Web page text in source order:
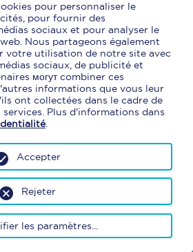
Cliquer et Collecter du jour de la
avec Cliquer et Collecter, vous obtenez un
préférentiel. Des frais de concessions
4,95 $ centre d'achat)
de débit canadiennes seulement.
pour personnaliser le
pour fournir des
sociaux et pour analyser le
Nous partageons également
votre utilisation de notre site avec
sociaux, de publicité et
могут combiner ces
informations que vous leur
ont collectées dans le cadre de
Plus d'informations dans
.
les paramètres
Rejeter
Accepter